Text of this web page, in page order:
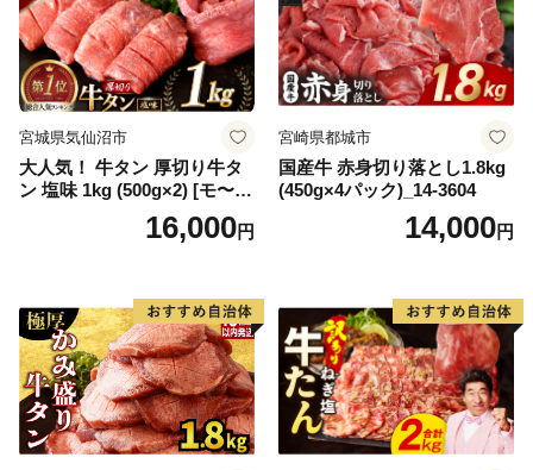
宮城県気仙沼市
大人気！ 牛タン 厚切り牛タ
ン 塩味 1kg (500g×2) [モ〜ラ
ンド 宮城県 気仙沼市 205646
60] 肉 牛肉 精肉 牛たん 牛タ
厚切り タン
16,000円
宮崎県都城市
国産牛 赤身切り落とし1.8kg
(450g×4パック)_14-3604
14,000円